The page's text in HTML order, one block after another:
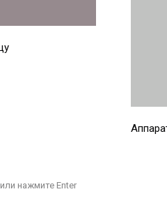
или нажмите Enter